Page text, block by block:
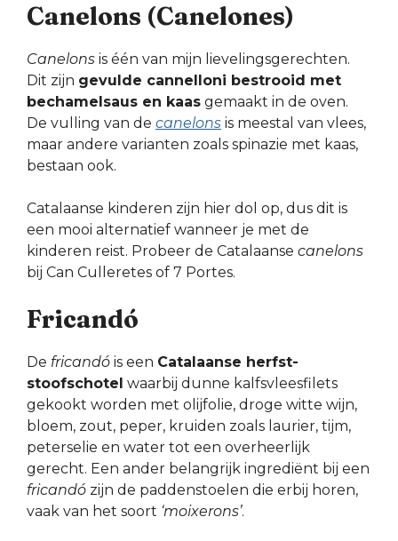
Canelons (Canelones)
Canelons is één van mijn lievelingsgerechten.
Dit zijn gevulde cannelloni bestrooid met
bechamelsaus en kaas gemaakt in de oven.
De vulling van de canelons is meestal van vlees,
maar andere varianten zoals spinazie met kaas,
bestaan ook.
Catalaanse kinderen zijn hier dol op, dus dit is
een mooi alternatief wanneer je met de
kinderen reist. Probeer de Catalaanse canelons
bij Can Culleretes of 7 Portes.
Fricandó
De fricandó is een Catalaanse herfst-
stoofschotel waarbij dunne kalfsvleesfilets
gekookt worden met olijfolie, droge witte wijn,
bloem, zout, peper, kruiden zoals laurier, tijm,
peterselie en water tot een overheerlijk
gerecht. Een ander belangrijk ingrediënt bij een
fricandó zijn de paddenstoelen die erbij horen,
vaak van het soort ‘moixerons’.